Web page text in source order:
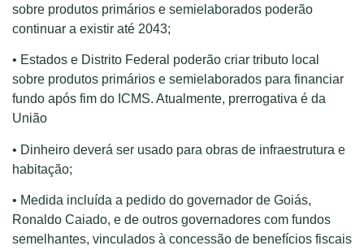
sobre produtos primários e semielaborados poderão
continuar a existir até 2043;
• Estados e Distrito Federal poderão criar tributo local
sobre produtos primários e semielaborados para financiar
fundo após fim do ICMS. Atualmente, prerrogativa é da
União
• Dinheiro deverá ser usado para obras de infraestrutura e
habitação;
• Medida incluída a pedido do governador de Goiás,
Ronaldo Caiado, e de outros governadores com fundos
semelhantes, vinculados à concessão de benefícios fiscais